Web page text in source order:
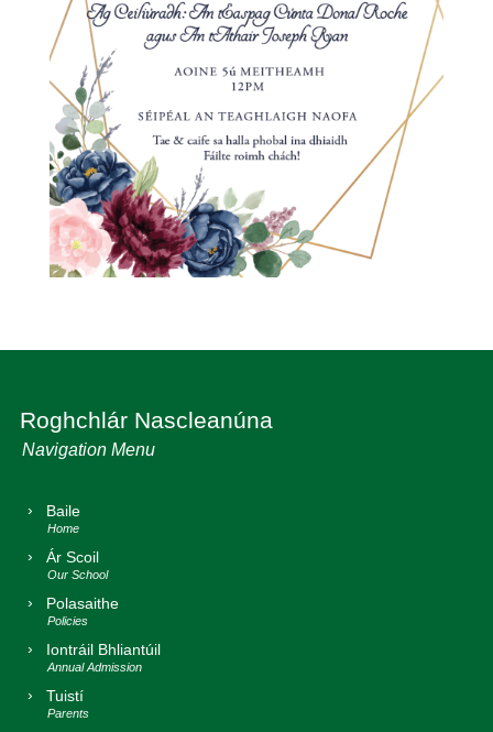
Roghchlár Nascleanúna
Baile
Ár Scoil
Polasaithe
Iontráil Bhliantúil
Tuistí